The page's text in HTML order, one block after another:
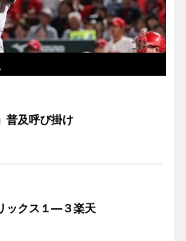
普及呼び掛け
ックス１―３楽天